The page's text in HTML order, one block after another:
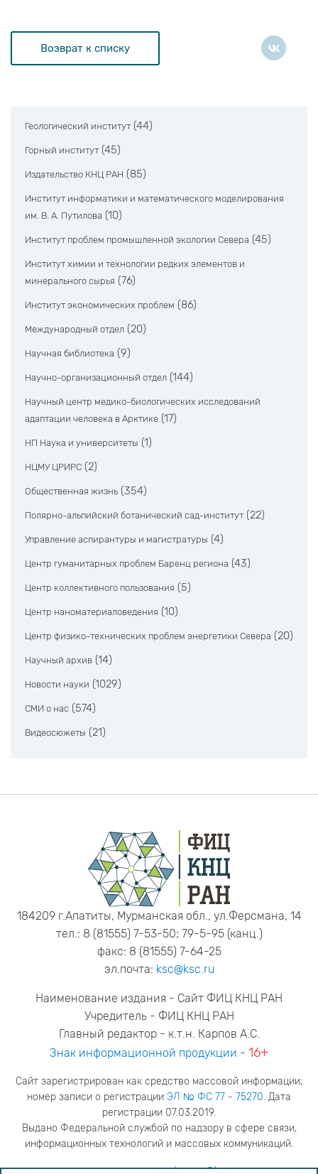
Возврат к списку
Геологический институт (44)
Горный институт (45)
Издательство КНЦ РАН (85)
Институт информатики и математического моделирования
им. В. А. Путилова (10)
Институт проблем промышленной экологии Севера (45)
Институт химии и технологии редких элементов и
минерального сырья (76)
Институт экономических проблем (86)
Международный отдел (20)
Научная библиотека (9)
Научно-организационный отдел (144)
Научный центр медико-биологических исследований
адаптации человека в Арктике (17)
НП Наука и университеты (1)
НЦМУ ЦРИРС (2)
Общественная жизнь (354)
Полярно-альпийский ботанический сад-институт (22)
Управление аспирантуры и магистратуры (4)
Центр гуманитарных проблем Баренц региона (43)
Центр коллективного пользования (5)
Центр наноматериаловедения (10)
Центр физико-технических проблем энергетики Севера (20)
Научный архив (14)
Новости науки (1029)
СМИ о нас (574)
Видеосюжеты (21)
184209 г.Апатиты, Мурманская обл., ул.Ферсмана, 14
тел.: 8 (81555) 7-53-50; 79-5-95 (канц.)
факс: 8 (81555) 7-64-25
эл.почта: ksc@ksc.ru
Наименование издания - Сайт ФИЦ КНЦ РАН
Учредитель - ФИЦ КНЦ РАН
Главный редактор - к.т.н. Карпов А.С.
Знак информационной продукции - 16+
Сайт зарегистрирован как средство массовой информации;
номер записи о регистрации ЭЛ № ФС 77 - 75270. Дата
регистрации 07.03.2019.
Выдано Федеральной службой по надзору в сфере связи,
информационных технологий и массовых коммуникаций.
адрес редакцииya.stogova@ksc.ru